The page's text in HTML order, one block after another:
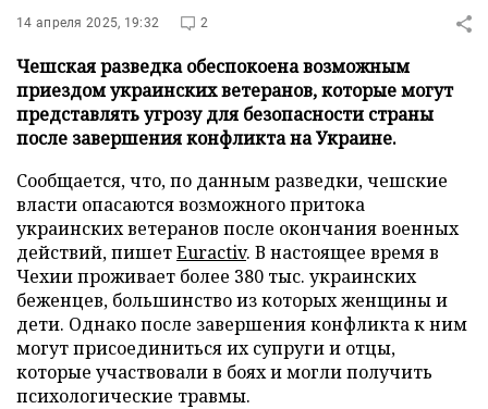
14 апреля 2025, 19:32 2
Чешская разведка обеспокоена возможным
приездом украинских ветеранов, которые могут
представлять угрозу для безопасности страны
после завершения конфликта на Украине.
Сообщается, что, по данным разведки, чешские
власти опасаются возможного притока
украинских ветеранов после окончания военных
действий, пишетEuractiv. В настоящее время в
Чехии проживает более 380 тыс. украинских
беженцев, большинство из которых женщины и
дети. Однако после завершения конфликта к ним
могут присоединиться их супруги и отцы,
которые участвовали в боях и могли получить
психологические травмы.